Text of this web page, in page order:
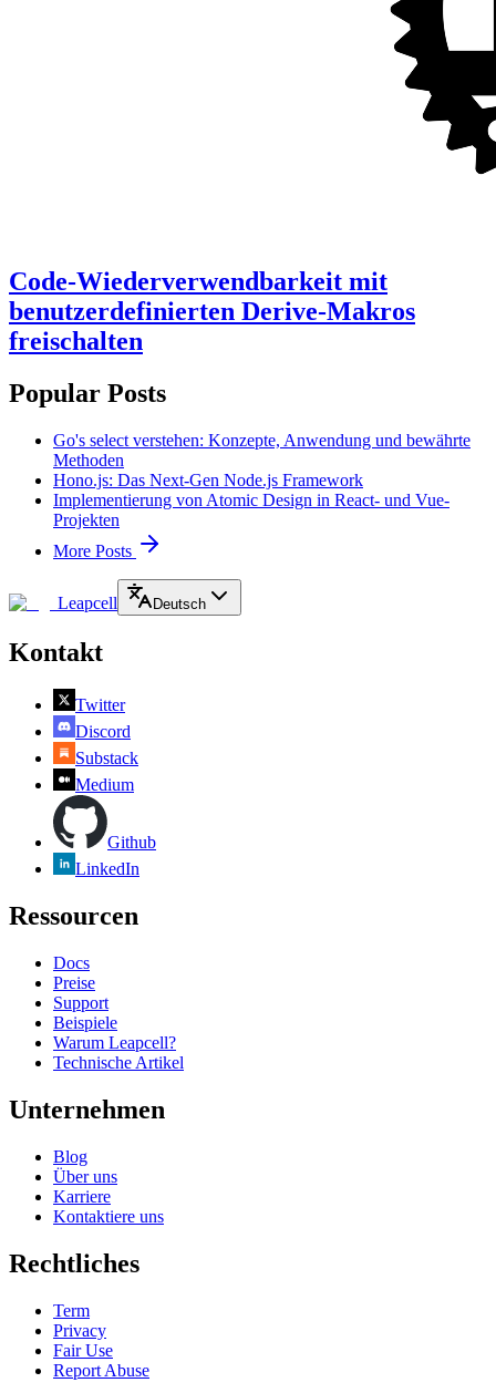
Code-Wiederverwendbarkeit mit
benutzerdefinierten Derive-Makros
freischalten
Popular Posts
Go's select verstehen: Konzepte, Anwendung und bewährte
Methoden
Hono.js: Das Next-Gen Node.js Framework
Implementierung von Atomic Design in React- und Vue-
Projekten
More Posts
Leapcell Deutsch
Kontakt
Twitter
Discord
Substack
Medium
Github
LinkedIn
Ressourcen
Docs
Preise
Support
Beispiele
Warum Leapcell?
Technische Artikel
Unternehmen
Blog
Über uns
Karriere
Kontaktiere uns
Rechtliches
Term
Privacy
Fair Use
Report Abuse